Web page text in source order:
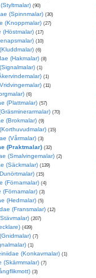
(90)
(Spinnmalar) (30)
(Knoppmalar) (27)
(Höstmalar) (17)
(10)
(6)
(Hakmalar) (8)
(1)
(1)
(11)
(6)
(Plattmalar) (57)
(70)
(Brokmalar) (9)
(15)
(Vårmalar) (3)
(Praktmalar) (32)
(Smalvingemalar) (2)
(Säckmalar) (139)
(15)
(Förnamalar) (4)
(Förnamalar) (3)
(Hedmalar) (5)
(Fransmalar) (12)
(207)
(439)
(7)
(1)
(Konkavmalar) (1)
(Skärmmalar) (7)
(3)